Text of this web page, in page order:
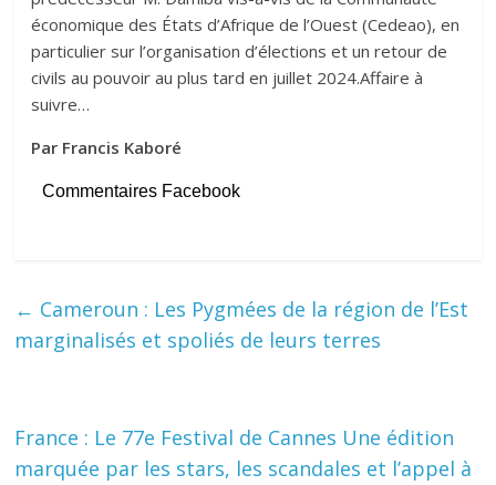
économique des États d’Afrique de l’Ouest (Cedeao), en
particulier sur l’organisation d’élections et un retour de
civils au pouvoir au plus tard en juillet 2024.Affaire à
suivre…
Par Francis Kaboré
Commentaires Facebook
← Cameroun : Les Pygmées de la région de l’Est
marginalisés et spoliés de leurs terres
France : Le 77e Festival de Cannes Une édition
marquée par les stars, les scandales et l’appel à